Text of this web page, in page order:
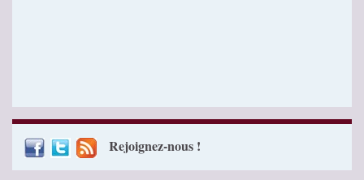
Rejoignez-nous !